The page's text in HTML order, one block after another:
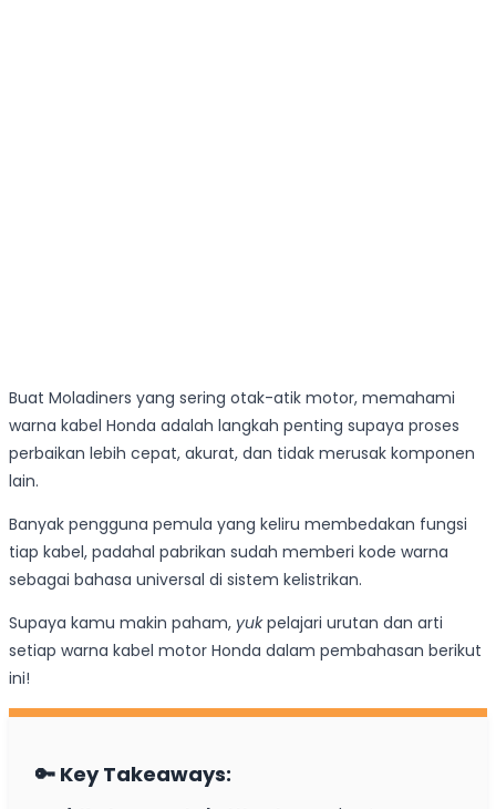
Buat Moladiners yang sering otak-atik motor, memahami
warna kabel Honda adalah langkah penting supaya proses
perbaikan lebih cepat, akurat, dan tidak merusak komponen
lain.
Banyak pengguna pemula yang keliru membedakan fungsi
tiap kabel, padahal pabrikan sudah memberi kode warna
sebagai bahasa universal di sistem kelistrikan.
Supaya kamu makin paham, yukpelajari urutan dan arti
setiap warna kabel motor Honda dalam pembahasan berikut
ini!
🔑 Key Takeaways: